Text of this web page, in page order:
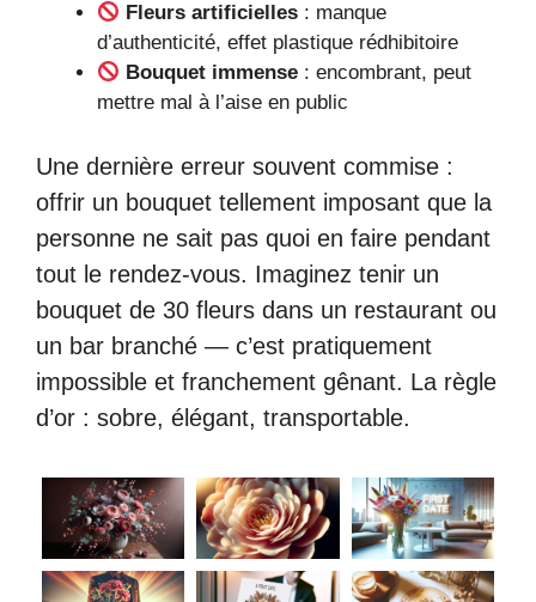
Fleurs artificielles : manque
d’authenticité, effet plastique rédhibitoire
Bouquet immense : encombrant, peut
mettre mal à l’aise en public
Une dernière erreur souvent commise :
offrir un bouquet tellement imposant que la
personne ne sait pas quoi en faire pendant
tout le rendez-vous. Imaginez tenir un
bouquet de 30 fleurs dans un restaurant ou
un bar branché — c’est pratiquement
impossible et franchement gênant. La règle
d’or : sobre, élégant, transportable.